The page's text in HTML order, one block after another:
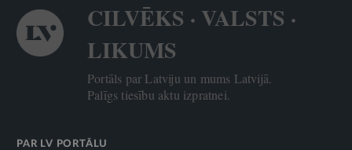
CILVĒKS · VALSTS ·
LIKUMS
Portāls par Latviju un mums Latvijā.
Palīgs tiesību aktu izpratnei.
PAR LV PORTĀLU